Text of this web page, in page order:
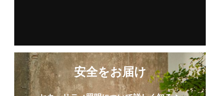
安全をお届け